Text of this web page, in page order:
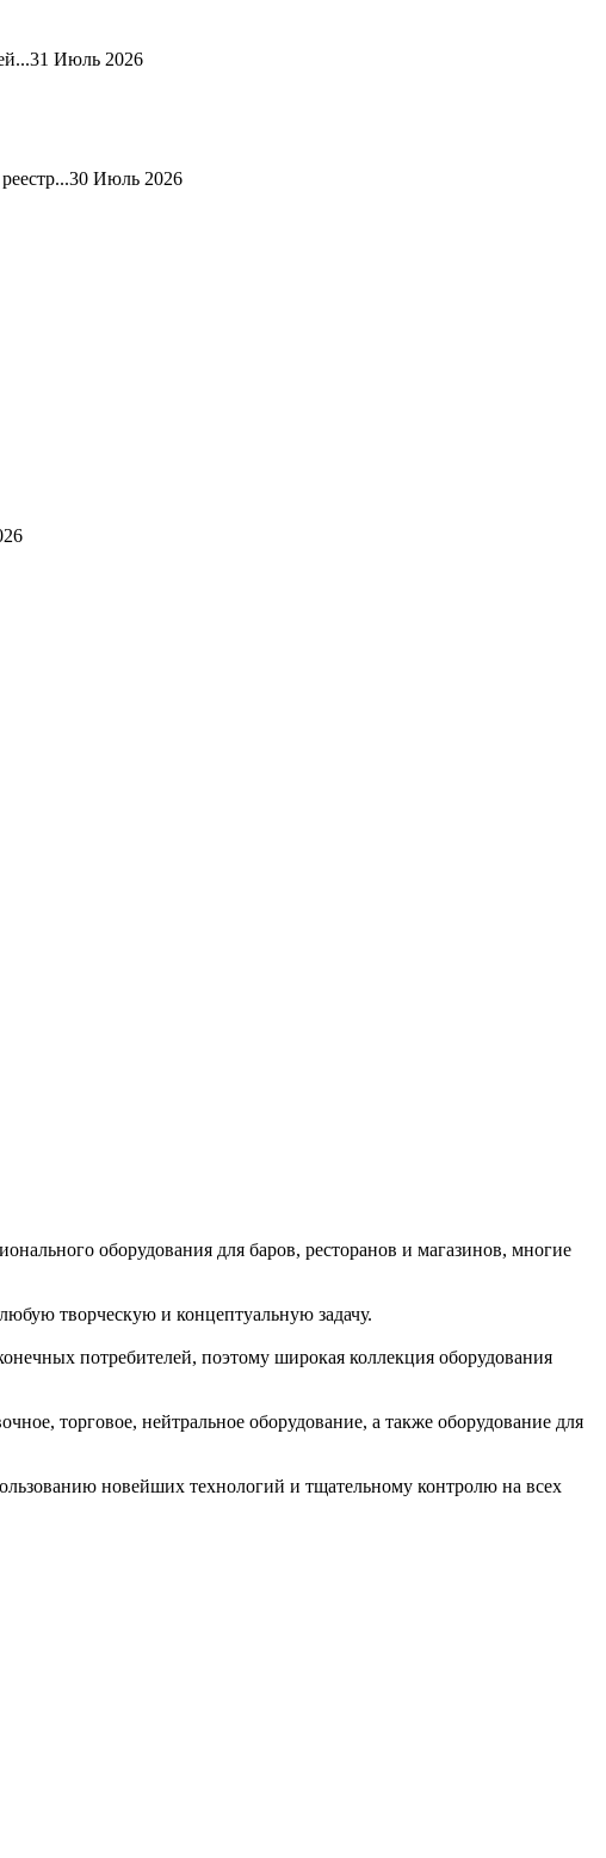
31 Июль 2026
30 Июль 2026
оборудования для баров, ресторанов и магазинов, многие
творческую и концептуальную задачу.
потребителей, поэтому широкая коллекция оборудования
торговое, нейтральное оборудование, а также оборудование для
новейших технологий и тщательному контролю на всех